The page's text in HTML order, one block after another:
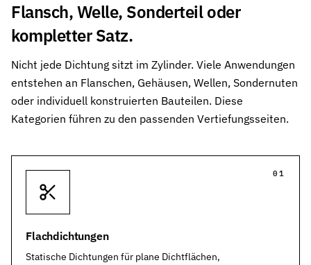
Flansch, Welle, Sonderteil oder
kompletter Satz.
Nicht jede Dichtung sitzt im Zylinder. Viele Anwendungen
entstehen an Flanschen, Gehäusen, Wellen, Sondernuten
oder individuell konstruierten Bauteilen. Diese
Kategorien führen zu den passenden Vertiefungsseiten.
01
Flachdichtungen
Statische Dichtungen für plane Dichtflächen,